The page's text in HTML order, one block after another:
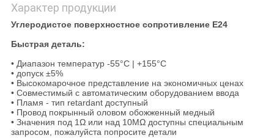
Характер продукции
Углеродистое поверхностное сопротивление E24
Быстрая деталь:
• Диапазон температур -55°C | +155°C
• допуск ±5%
• Высокомарочное представление на экономичных ценах
• Совместимый с автоматическим оборудованием ввода
• Пламя - тип retardant доступный
• Провод покрынный оловом обожженный медный
• Значения под 1Ω или над 10MΩ доступны специальным
запросом, пожалуйста попросите детали